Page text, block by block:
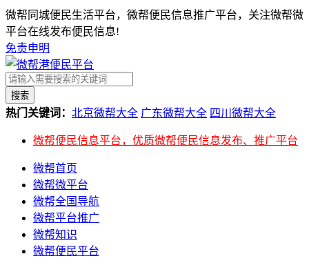
微帮同城便民生活平台，微帮便民信息推广平台，关注微帮微
平台在线发布便民信息!
免责申明
搜索
热门关键词： 北京微帮大全 广东微帮大全 四川微帮大全
微帮便民信息平台，优质微帮便民信息发布、推广平台
微帮首页
微帮微平台
微帮全国导航
微帮平台推广
微帮知识
微帮便民平台